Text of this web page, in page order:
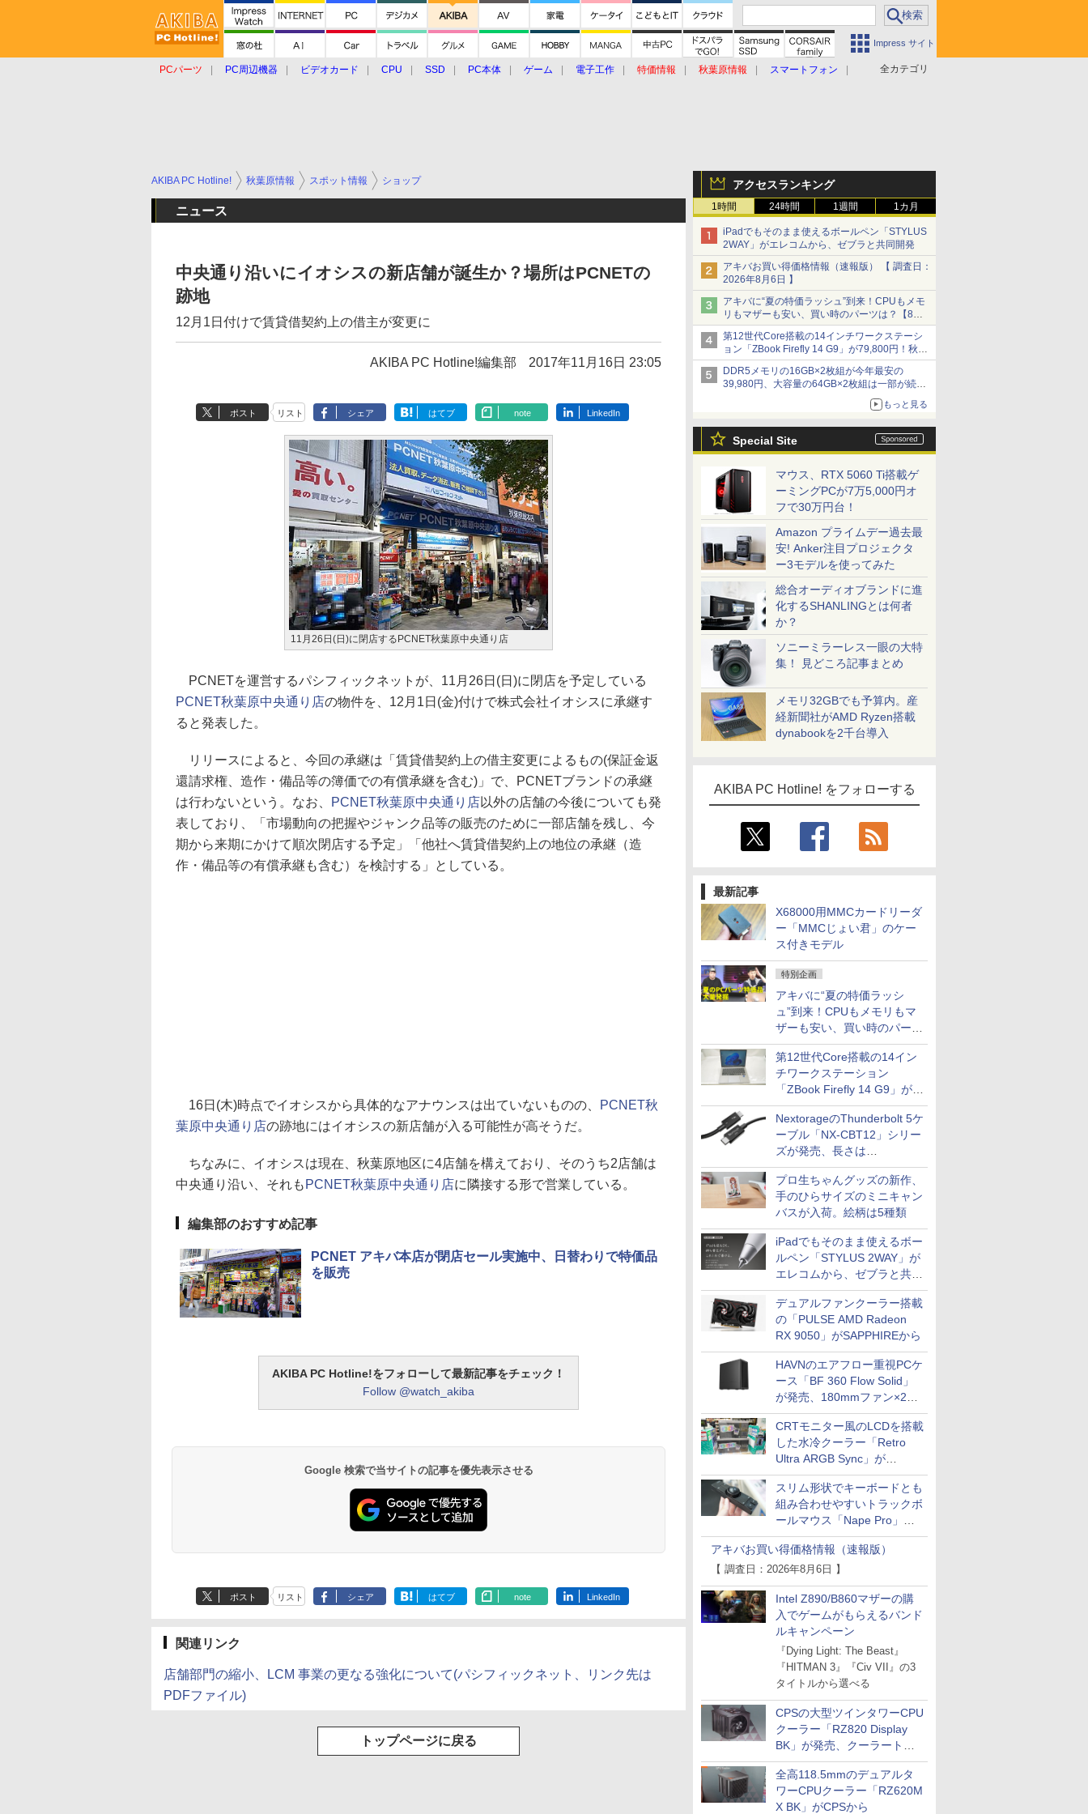
Impress サイト
全カテゴリ
PCパーツ PC周辺機器 ビデオカード CPU SSD PC本体 ゲーム 電子工作 特価情報 秋葉原情報
スマートフォン
アクセスランキング
1時間 24時間 1週間 1カ月
iPadでもそのまま使えるボールペン「STYLUS
2WAY」がエレコムから、ゼブラと共同開発
アキバお買い得価格情報（速報版） 【 調査日：
2026年8月6日 】
アキバに“夏の特価ラッシュ”到来！CPUもメモ
リもマザーも安い、買い時のパーツは？【8月7
日(金)22時配信】
第12世代Core搭載の14インチワークステーシ
ョン「ZBook Firefly 14 G9」が79,800円！秋葉
原で中古PCセール
DDR5メモリの16GB×2枚組が今年最安の
39,980円、大容量の64GB×2枚組は一部が続騰
もっと見る
Special Site
マウス、RTX 5060 Ti搭載ゲ
ーミングPCが7万5,000円オ
フで30万円台！
Amazon プライムデー過去最
安! Anker注目プロジェクタ
ー3モデルを使ってみた
総合オーディオブランドに進
化するSHANLINGとは何者
か？
ソニーミラーレス一眼の大特
集！ 見どころ記事まとめ
メモリ32GBでも予算内。産
経新聞社がAMD Ryzen搭載
dynabookを2千台導入
AKIBA PC Hotline! をフォローする
最新記事
X68000用MMCカードリーダ
ー「MMCじょい君」のケー
ス付きモデル
特別企画
アキバに“夏の特価ラッシ
ュ”到来！CPUもメモリもマ
ザーも安い、買い時のパーツ
は？【8月7日(金)22時配信】
第12世代Core搭載の14イン
チワークステーション
「ZBook Firefly 14 G9」が
79,800円！秋葉原で中古PC
セール
NextorageのThunderbolt 5ケ
ーブル「NX-CBT12」シリー
ズが発売、長さは
30cm/50cm/1mの3種類
プロ生ちゃんグッズの新作、
手のひらサイズのミニキャン
バスが入荷。絵柄は5種類
iPadでもそのまま使えるボー
ルペン「STYLUS 2WAY」が
エレコムから、ゼブラと共同
開発
デュアルファンクーラー搭載
の「PULSE AMD Radeon
RX 9050」がSAPPHIREから
HAVNのエアフロー重視PCケ
ース「BF 360 Flow Solid」
が発売、180mmファン×2搭
載
CRTモニター風のLCDを搭載
した水冷クーラー「Retro
Ultra ARGB Sync」が
Thermaltakeから
スリム形状でキーボードとも
組み合わせやすいトラックボ
ールマウス「Nape Pro」が
Keychronから
アキバお買い得価格情報（速報版）
【 調査日：2026年8月6日 】
Intel Z890/B860マザーの購
入でゲームがもらえるバンド
ルキャンペーン
『Dying Light: The Beast』
『HITMAN 3』『Civ VII』の3
タイトルから選べる
CPSの大型ツインタワーCPU
クーラー「RZ820 Display
BK」が発売、クーラートッ
プに5インチ液晶搭載
全高118.5mmのデュアルタ
ワーCPUクーラー「RZ620M
X BK」がCPSから
AKIBA PC Hotline! 秋葉原情報 スポット情報 ショップ
ニュース
中央通り沿いにイオシスの新店舗が誕生か？場所はPCNETの
跡地
12月1日付けで賃貸借契約上の借主が変更に
AKIBA PC Hotline!編集部 2017年11月16日 23:05
ポスト リスト シェア はてブ note LinkedIn
11月26日(日)に閉店するPCNET秋葉原中央通り店
PCNETを運営するパシフィックネットが、11月26日(日)に閉店を予定している
PCNET秋葉原中央通り店の物件を、12月1日(金)付けで株式会社イオシスに承継す
ると発表した。
リリースによると、今回の承継は「賃貸借契約上の借主変更によるもの(保証金返
還請求権、造作・備品等の簿価での有償承継を含む)」で、PCNETブランドの承継
は行わないという。なお、
PCNET秋葉原中央通り店以外の店舗の今後についても発
表しており、「市場動向の把握やジャンク品等の販売のために一部店舗を残し、今
期から来期にかけて順次閉店する予定」「他社へ賃貸借契約上の地位の承継（造
作・備品等の有償承継も含む）を検討する」としている。
16日(木)時点でイオシスから具体的なアナウンスは出ていないものの、
PCNET秋
葉原中央通り店の跡地にはイオシスの新店舗が入る可能性が高そうだ。
ちなみに、イオシスは現在、秋葉原地区に4店舗を構えており、そのうち2店舗は
中央通り沿い、それも PCNET秋葉原中央通り店に隣接する形で営業している。
編集部のおすすめ記事
PCNET アキバ本店が閉店セール実施中、日替わりで特価品
を販売
AKIBA PC Hotline!をフォローして最新記事をチェック！
Follow @watch_akiba
Google 検索で当サイトの記事を優先表示させる
ポスト リスト シェア はてブ note LinkedIn
関連リンク
店舗部門の縮小、LCM 事業の更なる強化について(パシフィックネット、リンク先は
PDFファイル)
トップページに戻る